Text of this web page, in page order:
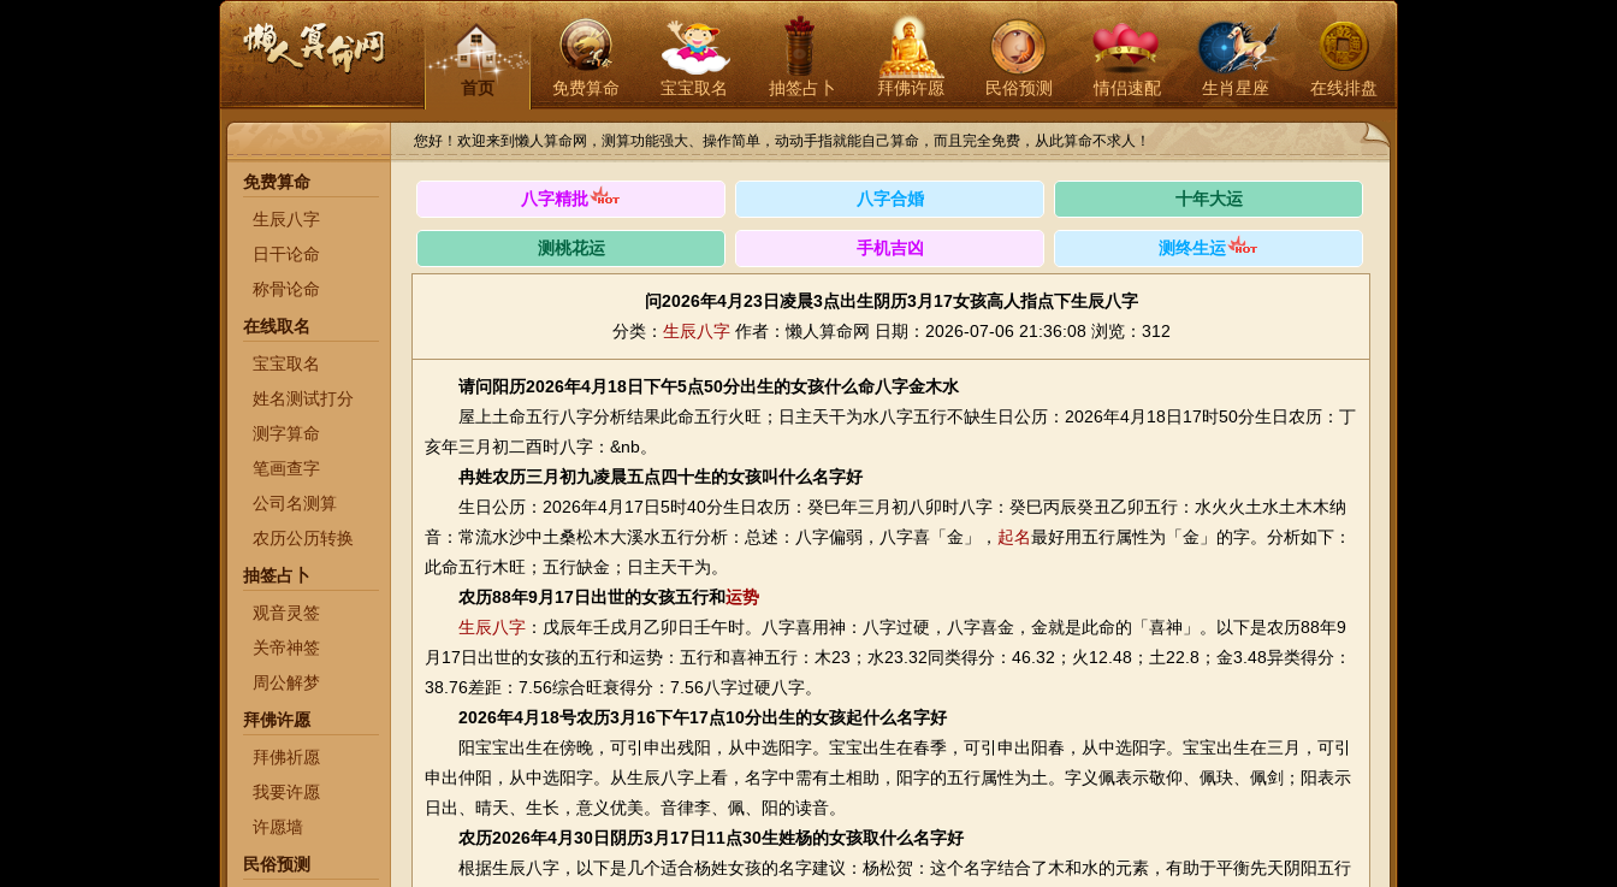
首页 免费算命 宝宝取名 抽签占卜 拜佛许愿 民俗预测 情侣速配 生肖星座 在线排盘
您好！欢迎来到懒人算命网，测算功能强大、操作简单，动动手指就能自己算命，而且完全免费，从此算命不求人！
免费算命
生辰八字
日干论命
称骨论命
在线取名
宝宝取名
姓名测试打分
测字算命
笔画查字
公司名测算
农历公历转换
抽签占卜
观音灵签
关帝神签
周公解梦
拜佛许愿
拜佛祈愿
我要许愿
许愿墙
民俗预测
八字精批 八字合婚 十年大运
测桃花运 手机吉凶 测终生运
问2026年4月23日凌晨3点出生阴历3月17女孩高人指点下生辰八字
分类： 生辰八字 作者：懒人算命网 日期：2026-07-06 21:36:08 浏览：312
请问阳历2026年4月18日下午5点50分出生的女孩什么命八字金木水
屋上土命五行八字分析结果此命五行火旺；日主天干为水八字五行不缺生日公历：2026年4月18日17时50分生日农历：丁
亥年三月初二酉时八字：&nb。
冉姓农历三月初九凌晨五点四十生的女孩叫什么名字好
生日公历：2026年4月17日5时40分生日农历：癸巳年三月初八卯时八字：癸巳丙辰癸丑乙卯五行：水火火土水土木木纳
音：常流水沙中土桑松木大溪水五行分析：总述：八字偏弱，八字喜「金」， 起名最好用五行属性为「金」的字。分析如下：
此命五行木旺；五行缺金；日主天干为。
农历88年9月17日出世的女孩五行和运势
生辰八字 ：戊辰年壬戌月乙卯日壬午时。八字喜用神：八字过硬，八字喜金，金就是此命的「喜神」。以下是农历88年9
月17日出世的女孩的五行和运势：五行和喜神五行：木23；水23.32同类得分：46.32；火12.48；土22.8；金3.48异类得分：
38.76差距：7.56综合旺衰得分：7.56八字过硬八字。
2026年4月18号农历3月16下午17点10分出生的女孩起什么名字好
阳宝宝出生在傍晚，可引申出残阳，从中选阳字。宝宝出生在春季，可引申出阳春，从中选阳字。宝宝出生在三月，可引
申出仲阳，从中选阳字。从生辰八字上看，名字中需有土相助，阳字的五行属性为土。字义佩表示敬仰、佩玦、佩剑；阳表示
日出、晴天、生长，意义优美。音律李、佩、阳的读音。
农历2026年4月30日阴历3月17日11点30生姓杨的女孩取什么名字好
根据生辰八字，以下是几个适合杨姓女孩的名字建议：杨松贺：这个名字结合了木和水的元素，有助于平衡先天阴阳五行